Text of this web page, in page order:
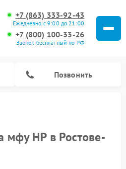
+7 (863) 333-92-43
Ежедневно с 9:00 до 21:00
+7 (800) 100-33-26
Звонок бесплатный по РФ
Позвонить
мфу HP в Ростове-